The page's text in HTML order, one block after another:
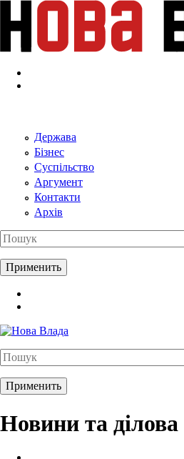
Перейти к основному содержанию
Держава
Бізнес
Суспільство
Аргумент
Контакти
Архів
Новини та